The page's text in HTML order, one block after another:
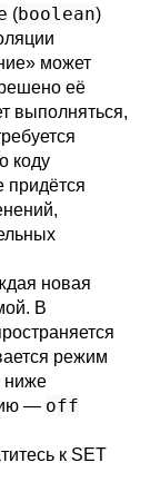
(boolean)
может
её
выполняться,
коду
придётся
новая
В
режим
ниже
— off
к SET